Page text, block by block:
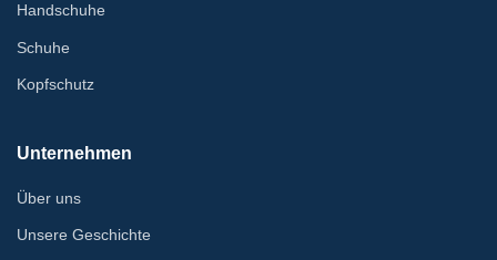
Handschuhe
Schuhe
Kopfschutz
Unternehmen
Über uns
Unsere Geschichte